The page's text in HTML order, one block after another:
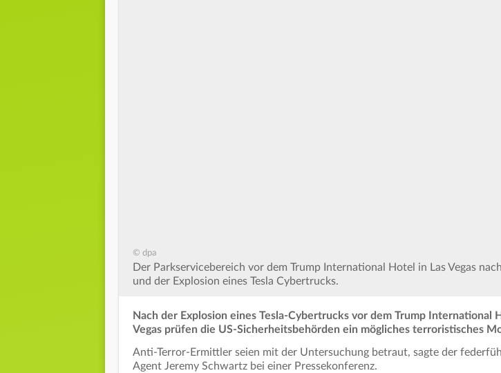
© dpa
Der Parkservicebereich vor dem Trump International Hotel in Las Vegas
und der Explosion eines Tesla Cybertrucks.
Nach der Explosion eines Tesla-Cybertrucks vor dem Trump International
Vegas prüfen die US-Sicherheitsbehörden ein mögliches terroristisches
Anti-Terror-Ermittler seien mit der Untersuchung betraut, sagte der
Agent Jeremy Schwartz bei einer Pressekonferenz.